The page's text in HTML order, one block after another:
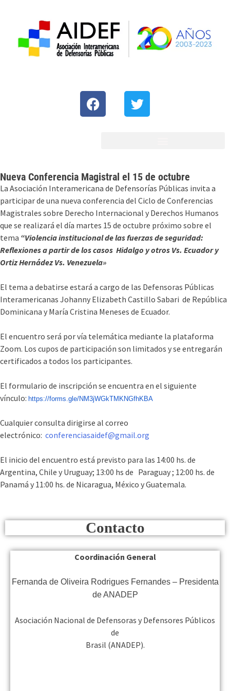
Nueva Conferencia Magistral el 15 de octubre
La Asociación Interamericana de Defensorías Públicas invita a
participar de una nueva conferencia del Ciclo de Conferencias
Magistrales sobre Derecho Internacional y Derechos Humanos
que se realizará el día martes 15 de octubre próximo sobre el
tema “Violencia institucional de las fuerzas de seguridad:
Reflexiones a partir de los casos Hidalgo y otros Vs. Ecuador y
Ortiz Hernádez Vs. Venezuela»
El tema a debatirse estará a cargo de las Defensoras Públicas
Interamericanas Johanny Elizabeth Castillo Sabari de República
Dominicana y María Cristina Meneses de Ecuador.
El encuentro será por vía telemática mediante la plataforma
Zoom. Los cupos de participación son limitados y se entregarán
certificados a todos los participantes.
El formulario de inscripción se encuentra en el siguiente
vínculo: https://forms.gle/NM3jWGkTMKNGfhKBA
Cualquier consulta dirigirse al correo
electrónico: conferenciasaidef@gmail.org
El inicio del encuentro está previsto para las 14:00 hs. de
Argentina, Chile y Uruguay; 13:00 hs de Paraguay ; 12:00 hs. de
Panamá y 11:00 hs. de Nicaragua, México y Guatemala.
Contacto
Coordinación General
Fernanda de Oliveira Rodrigues Fernandes – Presidenta
de ANADEP
Asociación Nacional de Defensoras y Defensores Públicos
de
Brasil (ANADEP).